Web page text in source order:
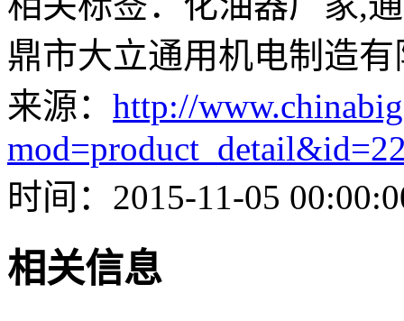
鼎市大立通用机电制造有
来源： http://
时间：2015-11-05
相关信息